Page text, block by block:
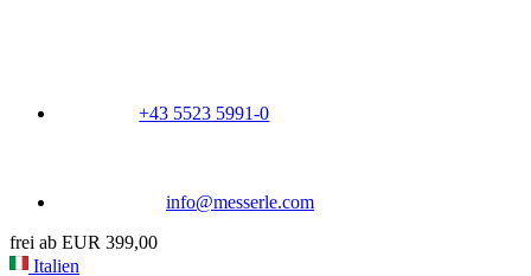
+43 5523 5991-0
info@messerle.com
frei ab EUR 399,00
Italien